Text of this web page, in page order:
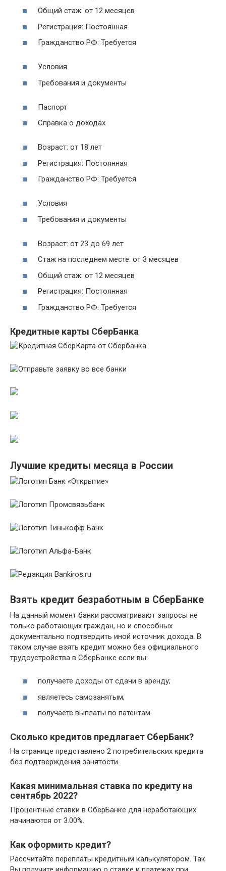
Общий стаж: от 12 месяцев
Регистрация: Постоянная
Гражданство РФ: Требуется
Условия
Требования и документы
Паспорт
Справка о доходах
Возраст: от 18 лет
Регистрация: Постоянная
Гражданство РФ: Требуется
Условия
Требования и документы
Возраст: от 23 до 69 лет
Стаж на последнем месте: от 3 месяцев
Общий стаж: от 12 месяцев
Регистрация: Постоянная
Гражданство РФ: Требуется
Кредитные карты СберБанка
Лучшие кредиты месяца в России
Взять кредит безработным в СберБанке
На данный момент банки рассматривают запросы не
только работающих граждан, но и способных
документально подтвердить иной источник дохода. В
таком случае взять кредит можно без официального
трудоустройства в СберБанке если вы:
получаете доходы от сдачи в аренду;
являетесь самозанятым;
получаете выплаты по патентам.
Сколько кредитов предлагает СберБанк?
На странице представлено 2 потребительских кредита
без подтверждения занятости.
Какая минимальная ставка по кредиту на
сентябрь 2022?
Процентные ставки в СберБанке для неработающих
начинаются от 3.00%.
Как оформить кредит?
Рассчитайте переплаты кредитным калькулятором. Так